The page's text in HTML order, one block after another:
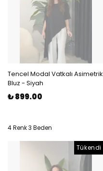
Tencel Modal Vatkalı Asimetrik
Bluz - Siyah
₺ 899.00
4 Renk 3 Beden
Tükendi